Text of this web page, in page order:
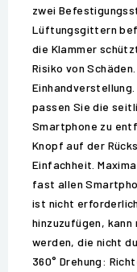
zwei
Lüftungsgittern
die Klammer
Risiko von
passen Sie die
Smartphone zu
Knopf auf der
Einfachheit.
fast allen
ist nicht
hinzuzufügen,
werden, die nicht
360° Drehung: